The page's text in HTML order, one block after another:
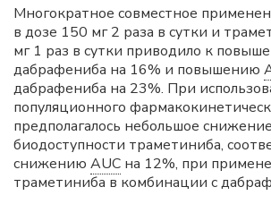
Многократное совместное
в дозе 150 мг 2 раза в сутки и
мг 1 раз в сутки приводило к
дабрафениба на 16% и повышению
дабрафениба на 23%. При
популяционного
предполагалось небольшое снижение
биодоступности траметиниба,
снижению AUC на 12%, при
траметиниба в комбинации с